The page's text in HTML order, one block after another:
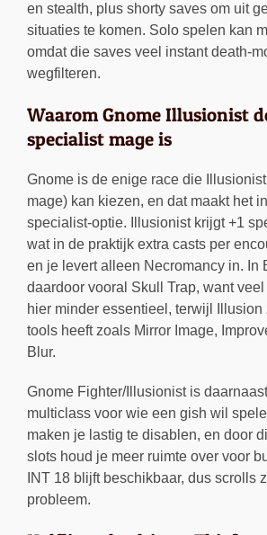
en stealth, plus shorty saves om uit
situaties te komen. Solo spelen kan
omdat die saves veel instant death-
wegfilteren.
Waarom Gnome Illusionist
specialist mage is
Gnome is de enige race die
mage) kan kiezen, en dat maakt het
specialist-optie. Illusionist krijgt +1
wat in de praktijk extra casts per
en je levert alleen Necromancy in. In
daardoor vooral Skull Trap, want
hier minder essentieel, terwijl Illusion
tools heeft zoals Mirror Image,
Blur.
Gnome Fighter/Illusionist is
multiclass voor wie een gish wil
maken je lastig te disablen, en door
slots houd je meer ruimte over voor
INT 18 blijft beschikbaar, dus scrolls
probleem.